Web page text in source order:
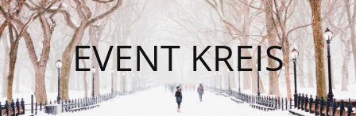
EVENT KREIS